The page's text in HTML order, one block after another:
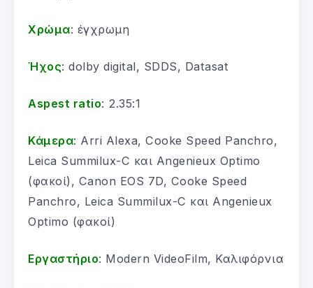
Χρώμα: έγχρωμη
Ήχος: dolby digital, SDDS, Datasat
Aspest ratio: 2.35:1
Κάμερα: Arri Alexa, Cooke Speed Panchro,
Leica Summilux-C και Angenieux Optimo
(φακοί), Canon EOS 7D, Cooke Speed
Panchro, Leica Summilux-C και Angenieux
Optimo (φακοί)
Εργαστήριο: Modern VideoFilm, Καλιφόρνια